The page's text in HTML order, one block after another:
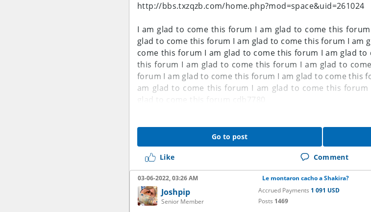
http://bbs.txzqzb.com/home.php?mod=space&uid=261024
I am glad to come this forum I am glad to come this forum
glad to come this forum I am glad to come this forum I am
come this forum I am glad to come this forum I am glad
this forum I am glad to come this forum I am glad to
forum I am glad to come this forum I am glad to come this
am glad to come this forum I am glad to come this forum
glad to come this forum
cdb7780
Go to post
Like Comment
03-06-2022, 03:26 AM Le montaron cacho a Shakira?
Joshpip
Senior Member
Accrued Payments 1 091 USD
Posts 1469